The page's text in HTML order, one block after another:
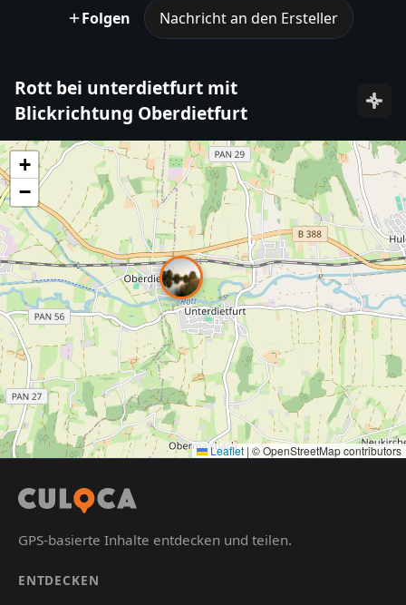
Folgen Nachricht an den Ersteller
Rott bei unterdietfurt mit
Blickrichtung Oberdietfurt
+
−
Leaflet | © OpenStreetMap contributors
GPS-basierte Inhalte entdecken und teilen.
ENTDECKEN